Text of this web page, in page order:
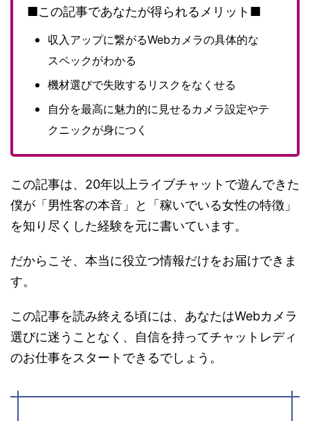
■この記事であなたが得られるメリット■
収入アップに繋がるWebカメラの具体的な
スペックがわかる
機材選びで失敗するリスクをなくせる
自分を最高に魅力的に見せるカメラ設定やテ
クニックが身につく
この記事は、20年以上ライブチャットで遊んできた
僕が「男性客の本音」と「稼いでいる女性の特徴」
を知り尽くした経験を元に書いています。
だからこそ、本当に役立つ情報だけをお届けできま
す。
この記事を読み終える頃には、あなたはWebカメラ
選びに迷うことなく、自信を持ってチャットレディ
のお仕事をスタートできるでしょう。